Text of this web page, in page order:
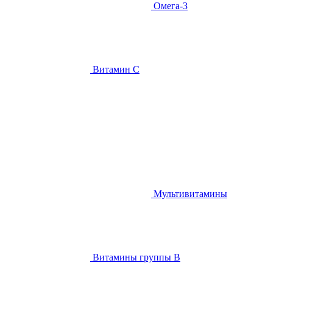
Омега-3
Витамин С
Мультивитамины
Витамины группы B